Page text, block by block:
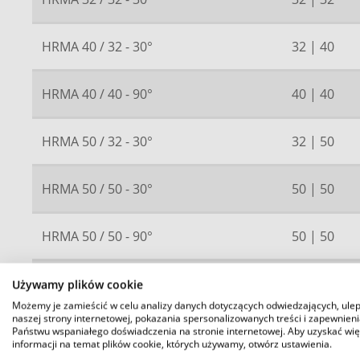
Używamy plików cookie
Możemy je zamieścić w celu analizy danych dotyczących odwiedzających,
naszej strony internetowej, pokazania spersonalizowanych treści i
Państwu wspaniałego doświadczenia na stronie internetowej. Aby uzyskać
informacji na temat plików cookie, których używamy, otwórz ustawienia.
HRMA 40 / 32 - 30° 32 | 40
HRMA 40 / 40 - 90° 40 | 40
HRMA 50 / 32 - 30° 32 | 50
HRMA 50 / 50 - 30° 50 | 50
HRMA 50 / 50 - 90° 50 | 50
HRMA 110 / 50 - 30°